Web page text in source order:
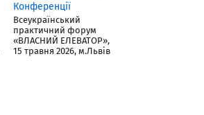
Конференції
Всеукраїнський
практичний форум
«ВЛАСНИЙ ЕЛЕВАТОР»,
15 травня 2026, м.Львів